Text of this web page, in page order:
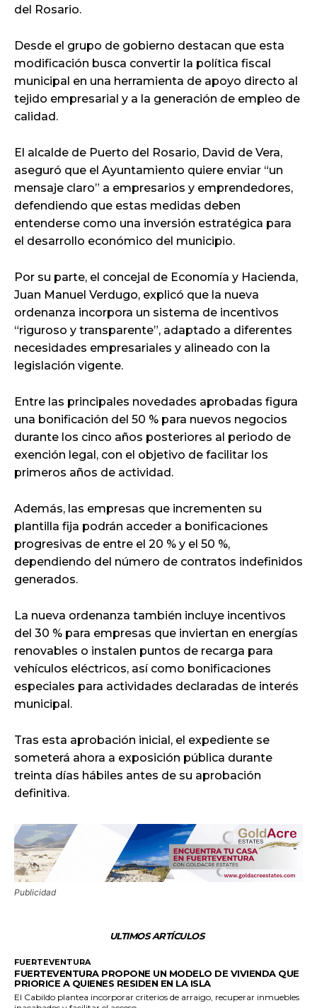
del Rosario.
Desde el grupo de gobierno destacan que esta
modificación busca convertir la política fiscal
municipal en una herramienta de apoyo directo al
tejido empresarial y a la generación de empleo de
calidad.
El alcalde de Puerto del Rosario, David de Vera,
aseguró que el Ayuntamiento quiere enviar “un
mensaje claro” a empresarios y emprendedores,
defendiendo que estas medidas deben
entenderse como una inversión estratégica para
el desarrollo económico del municipio.
Por su parte, el concejal de Economía y Hacienda,
Juan Manuel Verdugo, explicó que la nueva
ordenanza incorpora un sistema de incentivos
“riguroso y transparente”, adaptado a diferentes
necesidades empresariales y alineado con la
legislación vigente.
Entre las principales novedades aprobadas figura
una bonificación del 50 % para nuevos negocios
durante los cinco años posteriores al periodo de
exención legal, con el objetivo de facilitar los
primeros años de actividad.
Además, las empresas que incrementen su
plantilla fija podrán acceder a bonificaciones
progresivas de entre el 20 % y el 50 %,
dependiendo del número de contratos indefinidos
generados.
La nueva ordenanza también incluye incentivos
del 30 % para empresas que inviertan en energías
renovables o instalen puntos de recarga para
vehículos eléctricos, así como bonificaciones
especiales para actividades declaradas de interés
municipal.
Tras esta aprobación inicial, el expediente se
someterá ahora a exposición pública durante
treinta días hábiles antes de su aprobación
definitiva.
Publicidad
ULTIMOS ARTÍCULOS
FUERTEVENTURA
FUERTEVENTURA PROPONE UN MODELO DE VIVIENDA QUE
PRIORICE A QUIENES RESIDEN EN LA ISLA
El Cabildo plantea incorporar criterios de arraigo, recuperar inmuebles